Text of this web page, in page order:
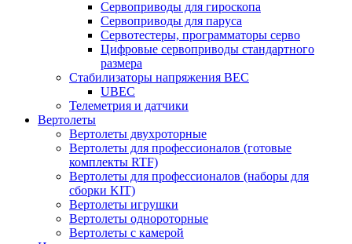
Сервоприводы для гироскопа
Сервоприводы для паруса
Сервотестеры, программаторы серво
Цифровые сервоприводы стандартного
размера
Стабилизаторы напряжения BEC
UBEC
Телеметрия и датчики
Вертолеты
Вертолеты двухроторные
Вертолеты для профессионалов (готовые
комплекты RTF)
Вертолеты для профессионалов (наборы для
сборки KIT)
Вертолеты игрушки
Вертолеты однороторные
Вертолеты с камерой